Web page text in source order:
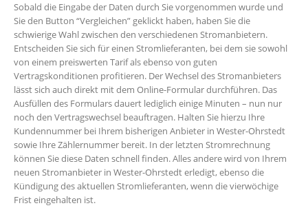
Sobald die Eingabe der Daten durch Sie vorgenommen wurde und
Sie den Button “Vergleichen” geklickt haben, haben Sie die
schwierige Wahl zwischen den verschiedenen Stromanbietern.
Entscheiden Sie sich für einen Stromlieferanten, bei dem sie sowohl
von einem preiswerten Tarif als ebenso von guten
Vertragskonditionen profitieren. Der Wechsel des Stromanbieters
lässt sich auch direkt mit dem Online-Formular durchführen. Das
Ausfüllen des Formulars dauert lediglich einige Minuten – nun nur
noch den Vertragswechsel beauftragen. Halten Sie hierzu Ihre
Kundennummer bei Ihrem bisherigen Anbieter in Wester-Ohrstedt
sowie Ihre Zählernummer bereit. In der letzten Stromrechnung
können Sie diese Daten schnell finden. Alles andere wird von Ihrem
neuen Stromanbieter in Wester-Ohrstedt erledigt, ebenso die
Kündigung des aktuellen Stromlieferanten, wenn die vierwöchige
Frist eingehalten ist.